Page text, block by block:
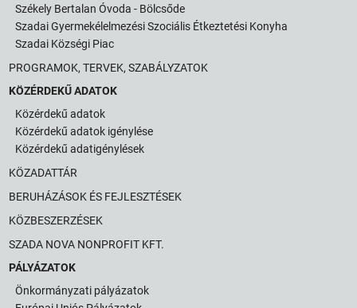
Székely Bertalan Óvoda - Bölcsőde
Szadai Gyermekélelmezési Szociális Étkeztetési Konyha
Szadai Községi Piac
PROGRAMOK, TERVEK, SZABÁLYZATOK
KÖZÉRDEKŰ ADATOK
Közérdekű adatok
Közérdekű adatok igénylése
Közérdekű adatigénylések
KÖZADATTÁR
BERUHÁZÁSOK ÉS FEJLESZTÉSEK
KÖZBESZERZÉSEK
SZADA NOVA NONPROFIT KFT.
PÁLYÁZATOK
Önkormányzati pályázatok